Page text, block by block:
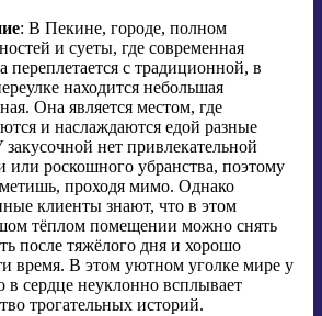
: В Пекине, городе, полном
и суеты, где современная
переплетается с традиционной, в
находится небольшая
Она является местом, где
и наслаждаются едой разные
нет привлекательной
или роскошного убранства, поэтому
проходя мимо. Однако
клиенты знают, что в этом
тёплом помещении можно снять
после тяжёлого дня и хорошо
время. В этом уютном уголке мире у
в сердце неуклонно всплывает
трогательных историй.